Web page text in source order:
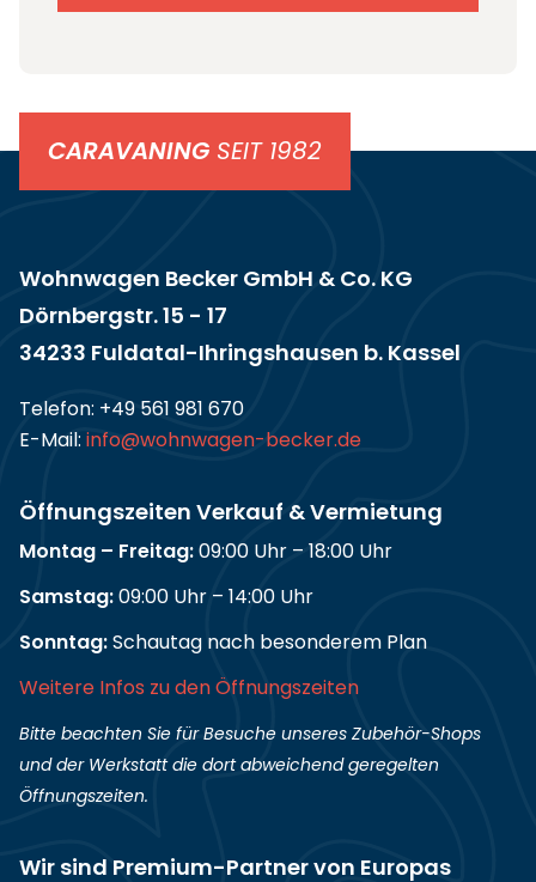
CARAVANING SEIT 1982
Wohnwagen Becker GmbH & Co. KG
Dörnbergstr. 15 - 17
34233 Fuldatal-Ihringshausen b. Kassel
Telefon: +49 561 981 670
E-Mail: info@wohnwagen-becker.de
Öffnungszeiten Verkauf & Vermietung
Montag – Freitag:09:00 Uhr – 18:00 Uhr
Samstag:09:00 Uhr – 14:00 Uhr
Sonntag:Schautag nach besonderem Plan
Weitere Infos zu den Öffnungszeiten
Bitte beachten Sie für Besuche unseres Zubehör-Shops
und der Werkstatt die dort abweichend geregelten
Öffnungszeiten.
Wir sind Premium-Partner von Europas